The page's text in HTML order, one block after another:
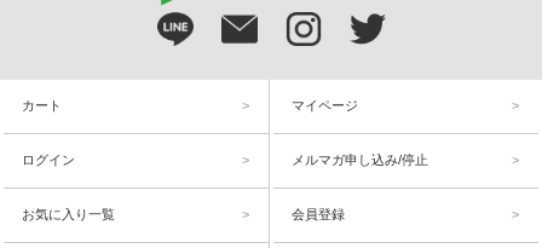
カート マイページ
ログイン メルマガ申し込み/停止
お気に入り一覧 会員登録